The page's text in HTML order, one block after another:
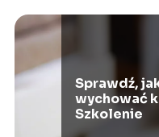
Sprawdź,
wychować
Szkolenie